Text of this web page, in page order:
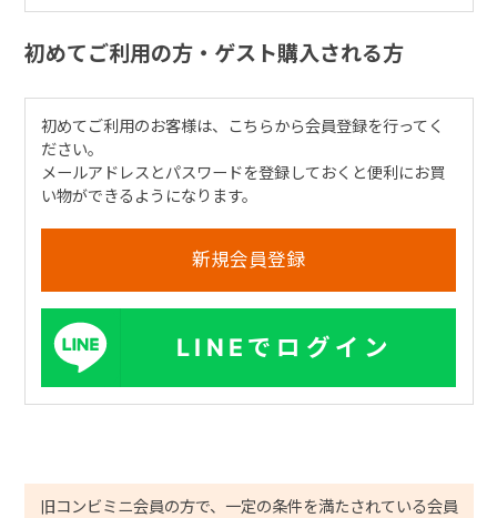
初めてご利用の方・ゲスト購入される方
初めてご利用のお客様は、こちらから会員登録を行ってく
ださい。
メールアドレスとパスワードを登録しておくと便利にお買
い物ができるようになります。
LINEでログイン
旧コンビミニ会員の方で、一定の条件を満たされている会員